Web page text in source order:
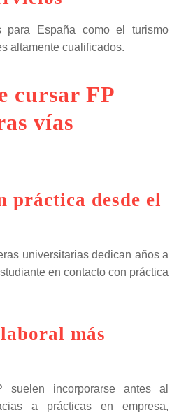
para España como el turismo
altamente cualificados.
cursar FP
vías
práctica desde el
universitarias dedican años a
en contacto con práctica
más
suelen incorporarse antes al
a prácticas en empresa,